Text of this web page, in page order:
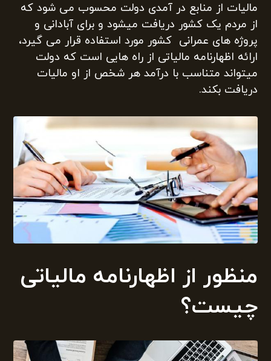
مالیات از منابع در آمدی دولت محسوب می شود که
از مردم یک کشور دریافت میشود و برای آبادانی و
پروژه های عمرانی کشور مورد استفاده قرار می گیرد،
ارائه اظهارنامه مالیاتی از راه هایی است که دولت
میتواند متناسب با درآمد هر شخص از او مالیات
دریافت بکند.
منظور از اظهارنامه مالیاتی
چیست؟